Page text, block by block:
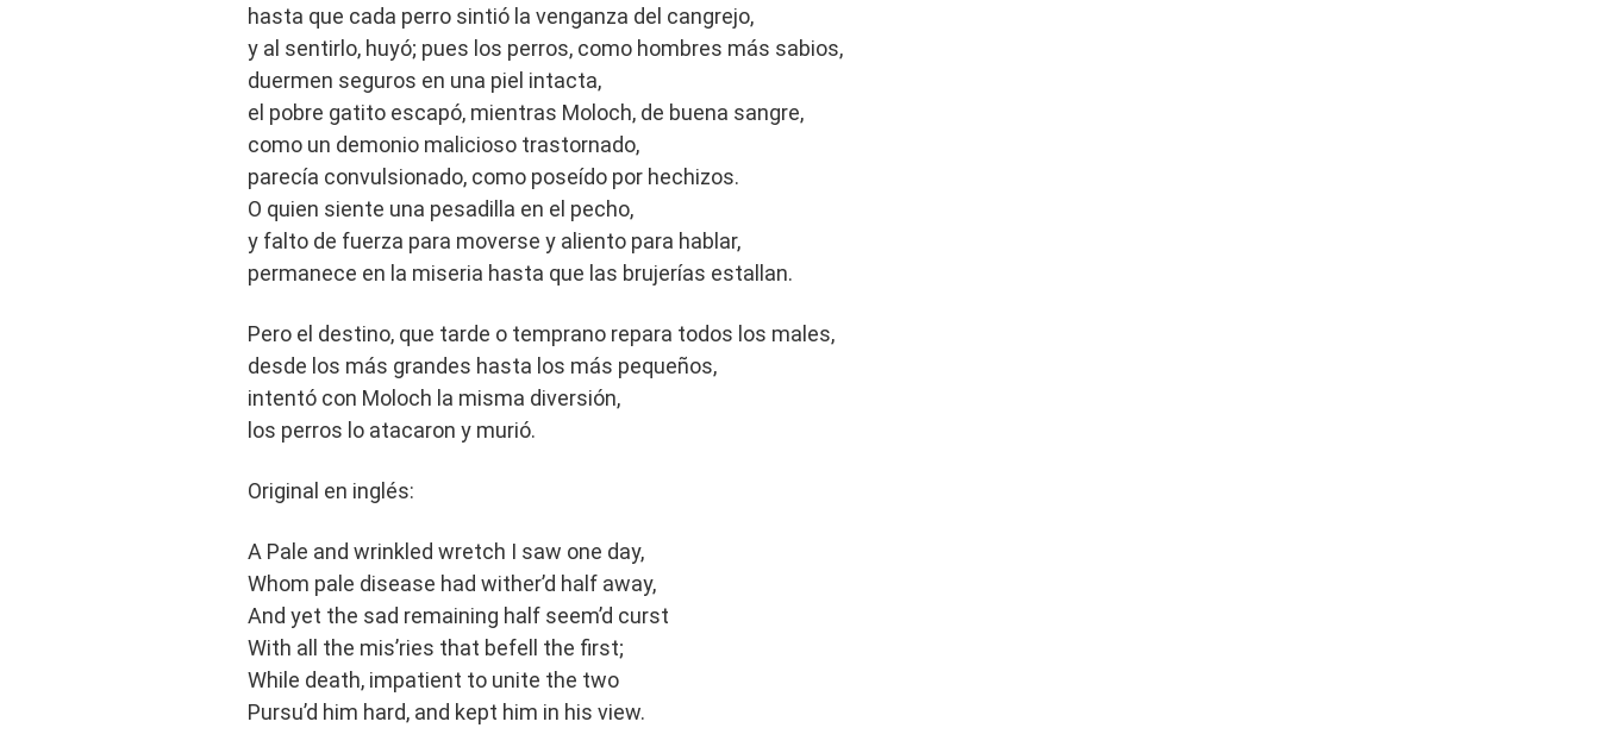
hasta que cada perro sintió la venganza del cangrejo,
y al sentirlo, huyó; pues los perros, como hombres más sabios,
duermen seguros en una piel intacta,
el pobre gatito escapó, mientras Moloch, de buena sangre,
como un demonio malicioso trastornado,
parecía convulsionado, como poseído por hechizos.
O quien siente una pesadilla en el pecho,
y falto de fuerza para moverse y aliento para hablar,
permanece en la miseria hasta que las brujerías estallan.
Pero el destino, que tarde o temprano repara todos los males,
desde los más grandes hasta los más pequeños,
intentó con Moloch la misma diversión,
los perros lo atacaron y murió.
Original en inglés:
A Pale and wrinkled wretch I saw one day,
Whom pale disease had wither’d half away,
And yet the sad remaining half seem’d curst
With all the mis’ries that befell the first;
While death, impatient to unite the two
Pursu’d him hard, and kept him in his view.